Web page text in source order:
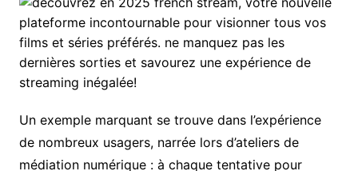
Un exemple marquant se trouve dans l’expérience
de nombreux usagers, narrée lors d’ateliers de
médiation numérique : à chaque tentative pour